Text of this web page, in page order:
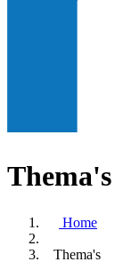
Thema's
Home
Thema's